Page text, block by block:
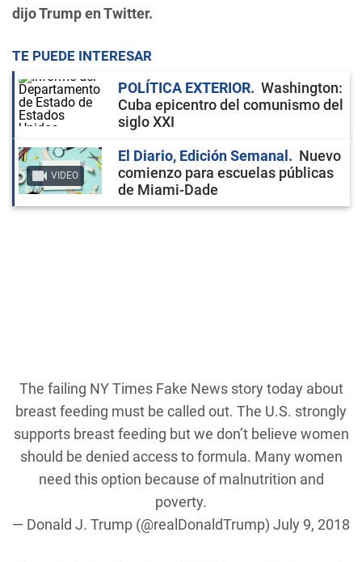
dijo Trump en Twitter.
TE PUEDE INTERESAR
POLÍTICA EXTERIOR
Washington:
Cuba epicentro del comunismo del
siglo XXI
VIDEO
El Diario, Edición Semanal
Nuevo
comienzo para escuelas públicas
de Miami-Dade
The failing NY Times Fake News story today about
breast feeding must be called out. The U.S. strongly
supports breast feeding but we don’t believe women
should be denied access to formula. Many women
need this option because of malnutrition and
poverty.
— Donald J. Trump (@realDonaldTrump) July 9, 2018